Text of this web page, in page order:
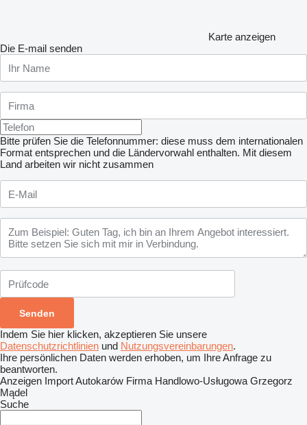
Karte anzeigen
Die E-mail senden
Bitte prüfen Sie die Telefonnummer: diese muss dem internationalen
Format entsprechen und die Ländervorwahl enthalten. Mit diesem
Land arbeiten wir nicht zusammen
Indem Sie hier klicken, akzeptieren Sie unsere
Datenschutzrichtlinien und Nutzungsvereinbarungen.
Ihre persönlichen Daten werden erhoben, um Ihre Anfrage zu
beantworten.
Anzeigen Import Autokarów Firma Handlowo-Usługowa Grzegorz
Mądel
Suche